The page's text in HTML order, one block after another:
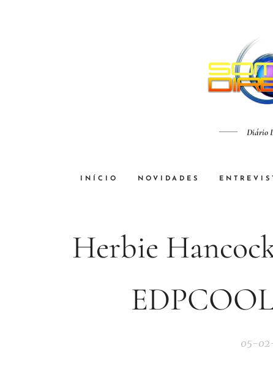
Diário
INÍCIO NOVIDADES
Herbie
05-